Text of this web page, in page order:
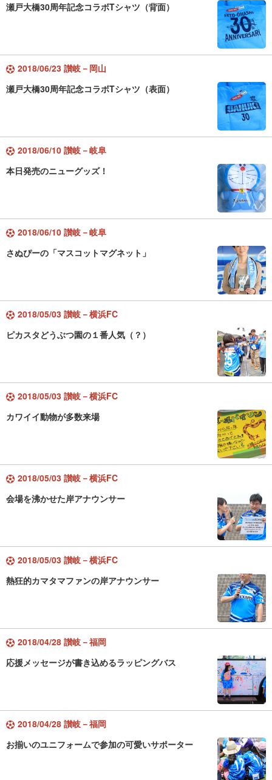
瀬戸大橋30周年記念コラボTシャツ（背面）
2018/06/23 讃岐－岡山
瀬戸大橋30周年記念コラボTシャツ（表面）
2018/06/10 讃岐－岐阜
本日発売のニューグッズ！
2018/06/10 讃岐－岐阜
さぬぴーの「マスコットマグネット」
2018/05/03 讃岐－横浜FC
ピカスタどうぶつ園の１番人気（？）
2018/05/03 讃岐－横浜FC
カワイイ動物が多数来場
2018/05/03 讃岐－横浜FC
会場を沸かせた岸アナウンサー
2018/05/03 讃岐－横浜FC
熱狂的カマタマファンの岸アナウンサー
2018/04/28 讃岐－福岡
応援メッセージが書き込めるラッピングバス
2018/04/28 讃岐－福岡
お揃いのユニフォームで参加の可愛いサポーター